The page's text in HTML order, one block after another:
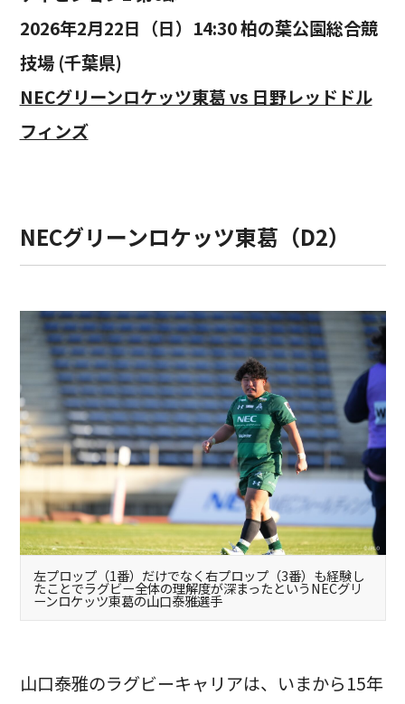
2026年2月22日（日）14:30 柏の葉公園総合競
技場 (千葉県)
NECグリーンロケッツ東葛 vs 日野レッドドル
フィンズ
NECグリーンロケッツ東葛（D2）
左プロップ（1番）だけでなく右プロップ（3番）も経験し
たことでラグビー全体の理解度が深まったというNECグリ
ーンロケッツ東葛の山口泰雅選手
山口泰雅のラグビーキャリアは、いまから15年